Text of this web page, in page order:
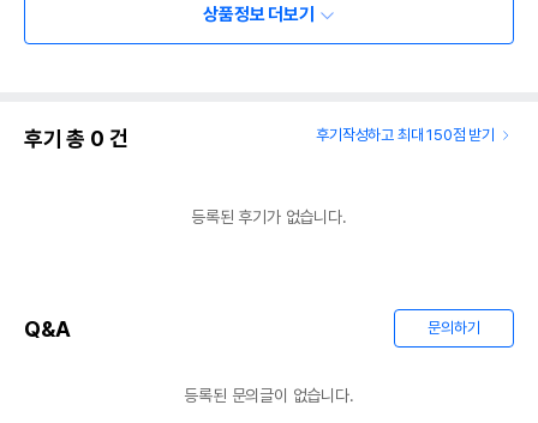
상품상세설명 참조
AS책임자와 전화번호
유통기한이 최소 2026.12.05이거나 그
상품정보 더보기
후기 총 0 건 후기작성하고 최대 150점 받기
등록된 후기가 없습니다.
Q&A 문의하기
등록된 문의글이 없습니다.